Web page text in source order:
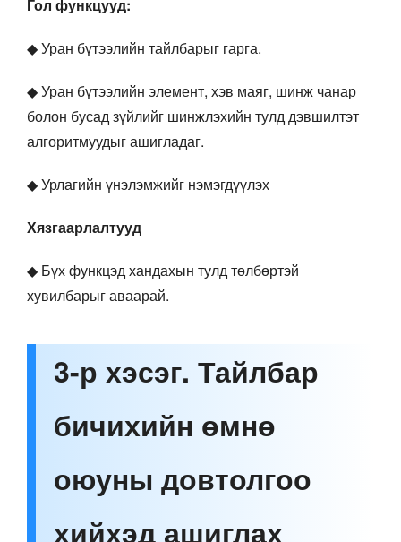
Гол функцууд:
◆ Уран бүтээлийн тайлбарыг гарга.
◆ Уран бүтээлийн элемент, хэв маяг, шинж чанар
болон бусад зүйлийг шинжлэхийн тулд дэвшилтэт
алгоритмуудыг ашигладаг.
◆ Урлагийн үнэлэмжийг нэмэгдүүлэх
Хязгаарлалтууд
◆ Бүх функцэд хандахын тулд төлбөртэй
хувилбарыг аваарай.
3-р хэсэг. Тайлбар
бичихийн өмнө
оюуны довтолгоо
хийхэд ашиглах